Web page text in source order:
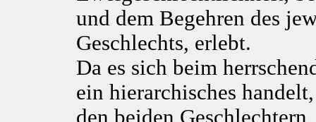
und dem Begehren des
Geschlechts, erlebt.
Da es sich beim
ein hierarchisches